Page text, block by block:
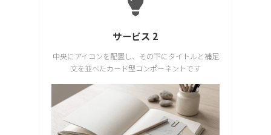
サービス 2
中央にアイコンを配置し、その下にタイトルと補足
文を並べたカード型コンポーネントです